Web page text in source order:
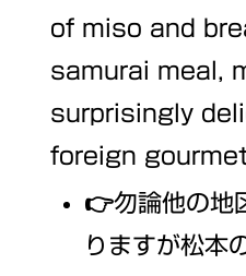
of miso and
samurai meal,
surprisingly
foreign
👉勿論他の地
りますが松本